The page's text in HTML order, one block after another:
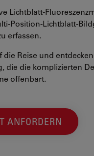
Lichtblatt-
Position-Lichtblatt-
erfassen.
die Reise und
die die komplizierten
offenbart.
ANFORDERN